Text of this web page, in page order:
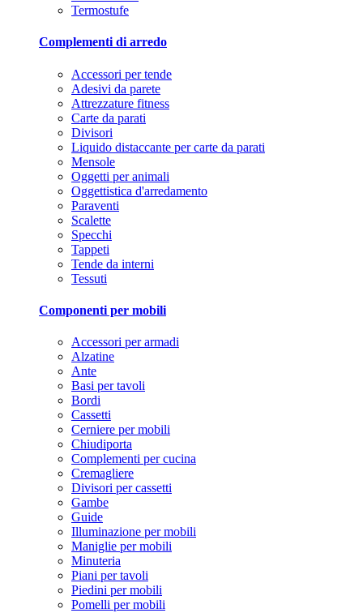
Termostufe
Complementi di arredo
Accessori per tende
Adesivi da parete
Attrezzature fitness
Carte da parati
Divisori
Liquido distaccante per carte da parati
Mensole
Oggetti per animali
Oggettistica d'arredamento
Paraventi
Scalette
Specchi
Tappeti
Tende da interni
Tessuti
Componenti per mobili
Accessori per armadi
Alzatine
Ante
Basi per tavoli
Bordi
Cassetti
Cerniere per mobili
Chiudiporta
Complementi per cucina
Cremagliere
Divisori per cassetti
Gambe
Guide
Illuminazione per mobili
Maniglie per mobili
Minuteria
Piani per tavoli
Piedini per mobili
Pomelli per mobili